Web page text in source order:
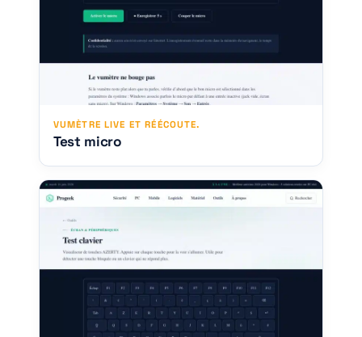
VUMÈTRE LIVE ET RÉÉCOUTE.
Test micro